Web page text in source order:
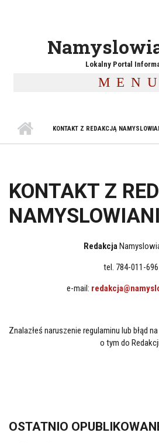
Lokalny Portal
MENU
KONTAKT Z REDAKCJĄ
KONTAKT Z
Redakcja
tel. 784-011-696
e-mail:
Znalazłeś naruszenie regulaminu lub błąd
o tym do
OSTATNIO